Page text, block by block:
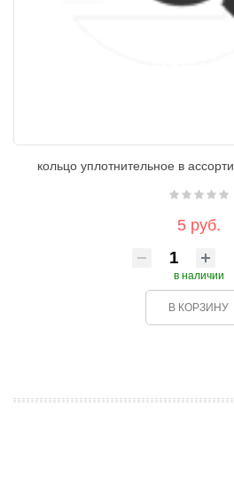
кольцо уплотнительное в
5 руб.
в наличии
В КОРЗИНУ